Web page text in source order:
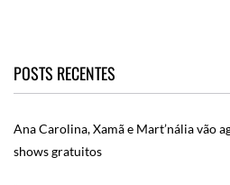
POSTS RECENTES
Ana Carolina, Xamã e Mart’nália vão
shows gratuitos